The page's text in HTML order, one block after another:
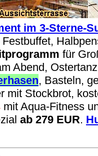
im 3-Sterne-
Festbuffet,
für
Abend,
, Basteln,
mit Stockbrot,
mit Aqua-Fitness
ab 279 EUR.